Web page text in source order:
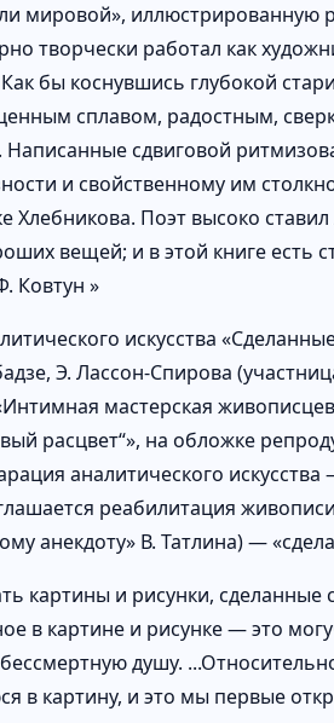
мировой», иллюстрированную
творчески работал как
бы коснувшись глубокой
сплавом, радостным,
Написанные сдвиговой
и свойственному им
Хлебникова. Поэт высоко
вещей; и в этой книге есть
Ковтун »
искусства
Э. Лассон-Спирова
мастерская
расцвет“», на обложке
аналитического
реабилитация
анекдоту» В. Татлина) —
картины и рисунки, сделанные
в картине и рисунке — это
душу.
в картину, и это мы первые